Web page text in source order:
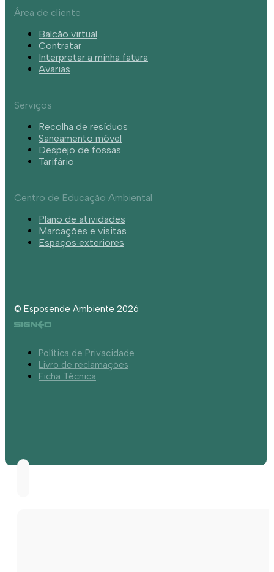
Área de cliente
Balcão virtual
Contratar
Interpretar a minha fatura
Avarias
Serviços
Recolha de resíduos
Saneamento móvel
Despejo de fossas
Tarifário
Centro de Educação Ambiental
Plano de atividades
Marcações e visitas
Espaços exteriores
© Esposende Ambiente 2026
Política de Privacidade
Livro de reclamações
Ficha Técnica